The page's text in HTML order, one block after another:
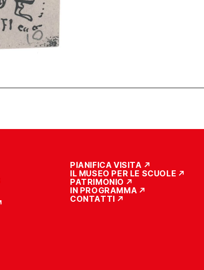
PIANIFICA VISITA
IL MUSEO PER LE SCUOLE
PATRIMONIO
IN PROGRAMMA
CONTATTI